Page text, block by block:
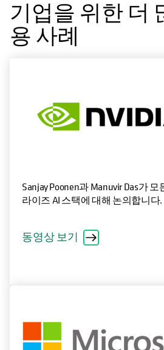
기업을 위한 더
용 사례
Sanjay Poonen과 Manuvir Das가
라이즈 AI 스택에 대해 논의합니다.
동영상 보기